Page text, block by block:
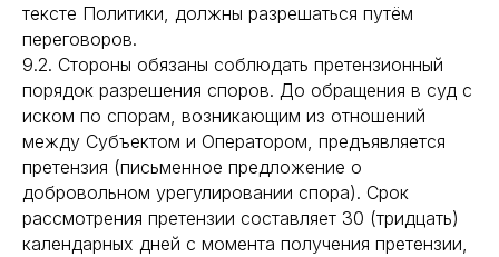
тексте Политики, должны разрешаться путём
переговоров.
9.2. Стороны обязаны соблюдать претензионный
порядок разрешения споров. До обращения в суд с
иском по спорам, возникающим из отношений
между Субъектом и Оператором, предъявляется
претензия (письменное предложение о
добровольном урегулировании спора). Срок
рассмотрения претензии составляет 30 (тридцать)
календарных дней с момента получения претензии,